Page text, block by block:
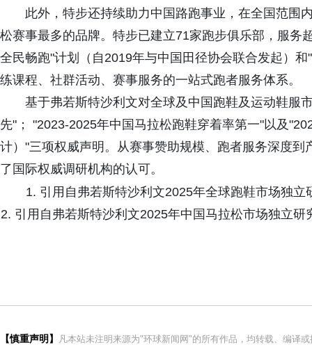
此外，特步还持续助力中国路跑事业，在全国范围
松赛事最多的品牌。特步已建立71家跑步俱乐部，服务
全民畅跑"计划（自2019年与中国田径协会联合发起）
练课程、社群活动、赛事服务的一站式跑者服务体系。
基于弗若斯特沙利文对全球及中国跑鞋及运动鞋服
先"； "2023-2025年中国马拉松跑鞋穿着率第一"以及
计）"三项权威声明。从赛事赞助规模、跑者服务深度
了国际权威调研机构的认可。
1. 引用自弗若斯特沙利文2025年全球跑鞋市场独立
2. 引用自弗若斯特沙利文2025年中国马拉松市场独立研
【慎重声明】
凡本站未注明来源为"环球新闻网"的所有作品，均转载、编译